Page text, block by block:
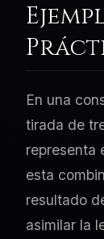
En una
tirada de
representa
esta
resultado
asimilar la